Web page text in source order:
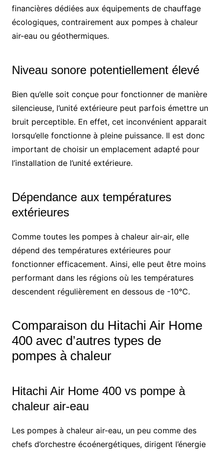
financières dédiées aux équipements de chauffage
écologiques, contrairement aux pompes à chaleur
air-eau ou géothermiques.
Niveau sonore potentiellement élevé
Bien qu’elle soit conçue pour fonctionner de manière
silencieuse, l’unité extérieure peut parfois émettre un
bruit perceptible. En effet, cet inconvénient apparait
lorsqu’elle fonctionne à pleine puissance. Il est donc
important de choisir un emplacement adapté pour
l’installation de l’unité extérieure.
Dépendance aux températures
extérieures
Comme toutes les pompes à chaleur air-air, elle
dépend des températures extérieures pour
fonctionner efficacement. Ainsi, elle peut être moins
performant dans les régions où les températures
descendent régulièrement en dessous de -10°C.
Comparaison du Hitachi Air Home
400 avec d’autres types de
pompes à chaleur
Hitachi Air Home 400 vs pompe à
chaleur air-eau
Les pompes à chaleur air-eau, un peu comme des
chefs d’orchestre écoénergétiques, dirigent l’énergie